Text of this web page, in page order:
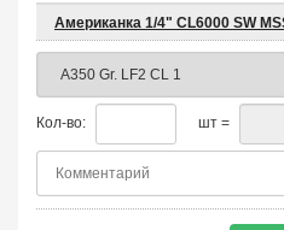
Американка 1/4" CL6000 SW
Кол-во: шт =